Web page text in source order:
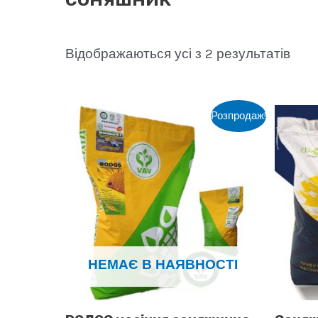
Відображаються усі з 2 результатів
Розпродаж!
НЕМАЄ В НАЯВНОСТІ